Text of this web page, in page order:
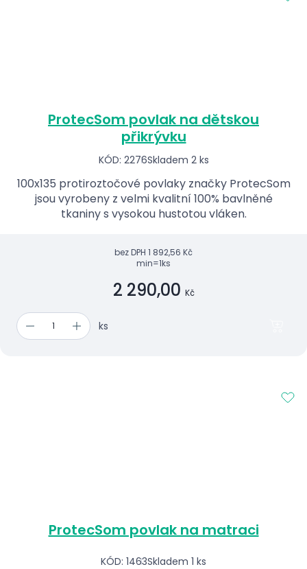
ProtecSom povlak na dětskou
přikrývku
KÓD: 2276Skladem 2 ks
100x135 protiroztočové povlaky značky ProtecSom
jsou vyrobeny z velmi kvalitní 100% bavlněné
tkaniny s vysokou hustotou vláken.
bez DPH 1 892,56 Kč
min=1ks
2 290,00 Kč
ks
ProtecSom povlak na matraci
KÓD: 1463Skladem 1 ks